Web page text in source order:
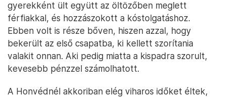
gyerekként ült együtt az öltözőben meglett
férfiakkal, és hozzászokott a kóstolgatáshoz.
Ebben volt is része bőven, hiszen azzal, hogy
bekerült az első csapatba, ki kellett szorítania
valakit onnan. Aki pedig miatta a kispadra szorult,
kevesebb pénzzel számolhatott.
A Honvédnél akkoriban elég viharos időket éltek,